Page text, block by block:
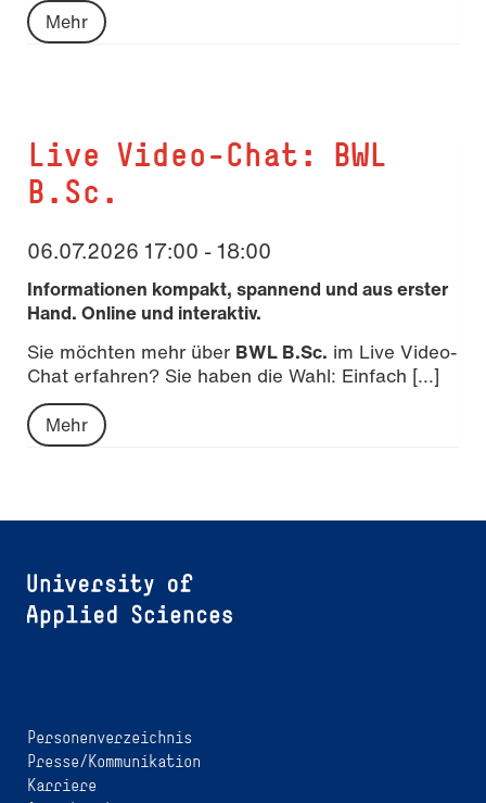
Mehr
Live Video-Chat: BWL
B.Sc.
06.07.2026 17:00 - 18:00
Informationen kompakt, spannend und aus erster
Hand. Online und interaktiv.
Sie möchten mehr über BWL B.Sc. im Live Video-
Chat erfahren? Sie haben die Wahl: Einfach [...]
Mehr
Personenverzeichnis
Presse/Kommunikation
Karriere